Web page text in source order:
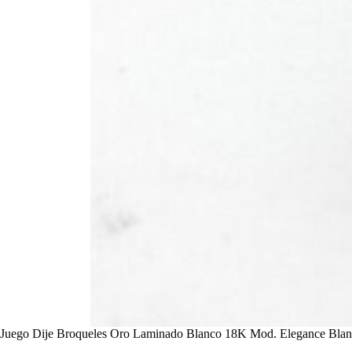
Juego Dije Broqueles Oro Laminado Blanco 18K Mod. Elegance